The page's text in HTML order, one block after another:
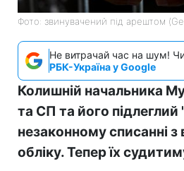
Фото: звинувачений під арештом
Не витрачай час на шум!
РБК-Україна у Google
Колишній начальника
та СП та його підлеглий
незаконному списанні з
обліку. Тепер їх